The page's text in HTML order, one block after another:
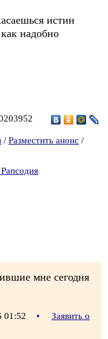
истин
надобно
/ Разместить анонс /
мне сегодня
01:52 •
Заявить о